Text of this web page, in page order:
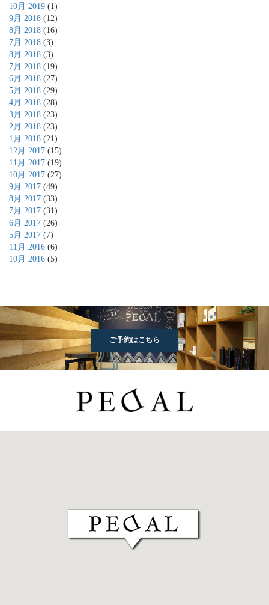
10月 2019 (1)
9月 2018 (12)
8月 2018 (16)
7月 2018 (3)
8月 2018 (3)
7月 2018 (19)
6月 2018 (27)
5月 2018 (29)
4月 2018 (28)
3月 2018 (23)
2月 2018 (23)
1月 2018 (21)
12月 2017 (15)
11月 2017 (19)
10月 2017 (27)
9月 2017 (49)
8月 2017 (33)
7月 2017 (31)
6月 2017 (26)
5月 2017 (7)
11月 2016 (6)
10月 2016 (5)
ご予約はこちら